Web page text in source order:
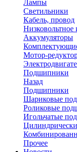
Лампы
Светильники
Кабель, провод
Низковольтное
Аккумуляторы
Мотор-
Подшипники
Назад
Подшипники
Шариковые
Роликовые
Игольчатые
Прочее